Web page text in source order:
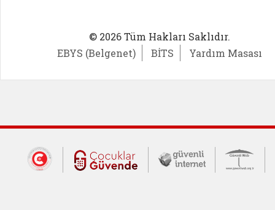
© 2026 Tüm Hakları Saklıdır.
EBYS (Belgenet)
BİTS Yardım Masası
Dış Bağlantılar
Cumhurbaşkanlığı İletişim Merkezi
Çocuklar Güvende (yeni
Güvenli